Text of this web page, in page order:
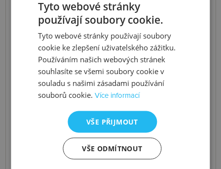
Tyto webové stránky
používají soubory cookie.
Tyto webové stránky používají soubory
cookie ke zlepšení uživatelského zážitku.
Používáním našich webových stránek
souhlasíte se všemi soubory cookie v
souladu s našimi zásadami používání
souborů cookie.Více informací
VŠE PŘIJMOUT
VŠE ODMÍTNOUT